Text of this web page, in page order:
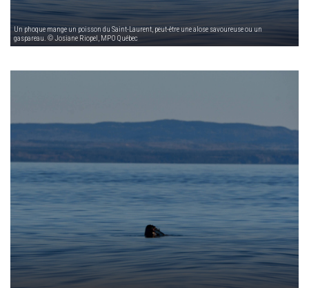
Un phoque mange un poisson du Saint-Laurent, peut-être une alose savoureuse ou un
gaspareau. © Josiane Riopel, MPO Québec